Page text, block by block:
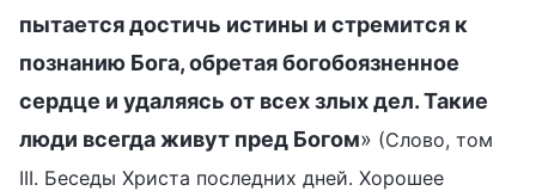
пытается достичь истины и стремится к
познанию Бога, обретая богобоязненное
сердце и удаляясь от всех злых дел. Такие
люди всегда живут пред Богом» (Слово, том
III. Беседы Христа последних дней. Хорошее